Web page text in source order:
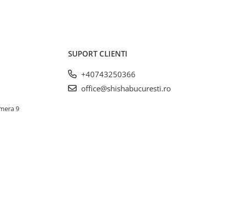
9
SUPORT CLIENTI
+40743250366
office@shishabucuresti.ro